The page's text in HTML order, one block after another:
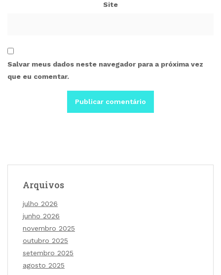
Site
Salvar meus dados neste navegador para a próxima vez
que eu comentar.
Arquivos
julho 2026
junho 2026
novembro 2025
outubro 2025
setembro 2025
agosto 2025